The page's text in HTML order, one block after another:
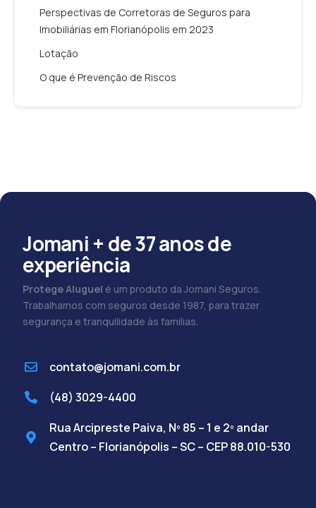
Perspectivas de Corretoras de Seguros para
Imobiliárias em Florianópolis em 2023
Lotação
O que é Prevenção de Riscos
Jomani + de 37 anos de
experiência
Protege Aluguel é um produto da Jomani Seguros.
Trabalhamos com seguros desde 1987, para trazer
segurança e tranquilidade às famílias.
contato@jomani.com.br
(48) 3029-4400
Rua Arcipreste Paiva, Nº 85 – 1 e 2º andar
Centro – Florianópolis – SC – CEP 88.010-530